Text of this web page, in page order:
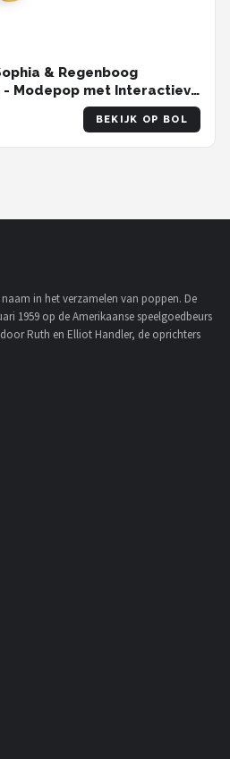
& Regenboog
Modepop met Interactieve
en muziek
BEKIJK OP BOL
in het verzamelen van poppen. De
1959 op de Amerikaanse speelgoedbeurs
Ruth en Elliot Handler, de oprichters